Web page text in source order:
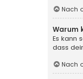
Nach
Warum
Es kann
dass
Nach